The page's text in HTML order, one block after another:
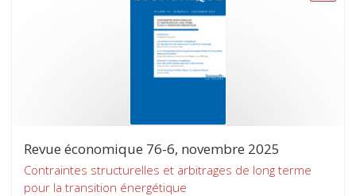
Revue économique 76-6, novembre 2025
Contraintes structurelles et arbitrages de long terme
pour la transition énergétique